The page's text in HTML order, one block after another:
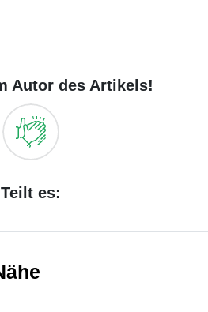
Autor des Artikels!
Teilt es: